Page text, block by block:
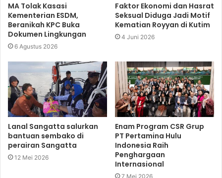
MA Tolak Kasasi
Kementerian ESDM,
Beranikah KPC Buka
Dokumen Lingkungan
6 Agustus 2026
Faktor Ekonomi dan Hasrat
Seksual Diduga Jadi Motif
Kematian Royyan di Kutim
4 Juni 2026
Lanal Sangatta salurkan
bantuan sembako di
perairan Sangatta
12 Mei 2026
Enam Program CSR Grup
PT Pertamina Hulu
Indonesia Raih
Penghargaan
Internasional
7 Mei 2026